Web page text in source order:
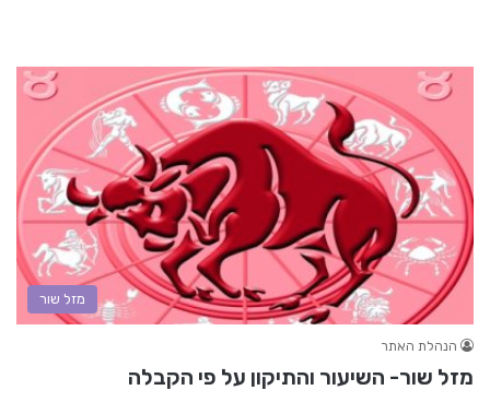
מזל שור
הנהלת האתר
מזל שור- השיעור והתיקון על פי הקבלה